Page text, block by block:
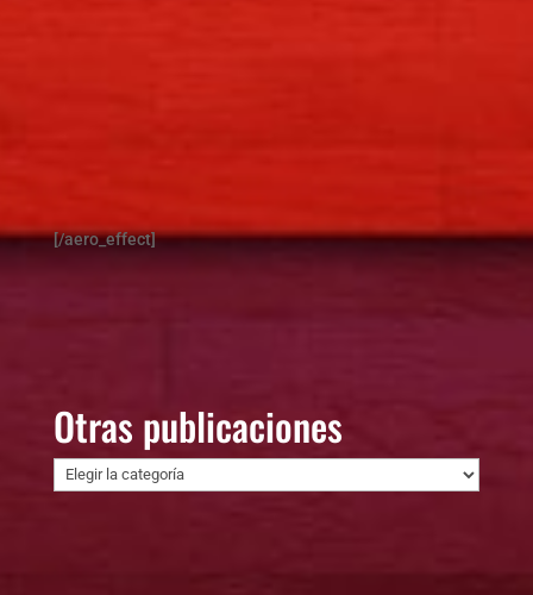
[/aero_effect]
Otras publicaciones
Otras
publicaciones